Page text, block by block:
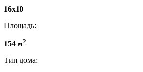
16x10
Площадь:
154 м2
Тип дома: